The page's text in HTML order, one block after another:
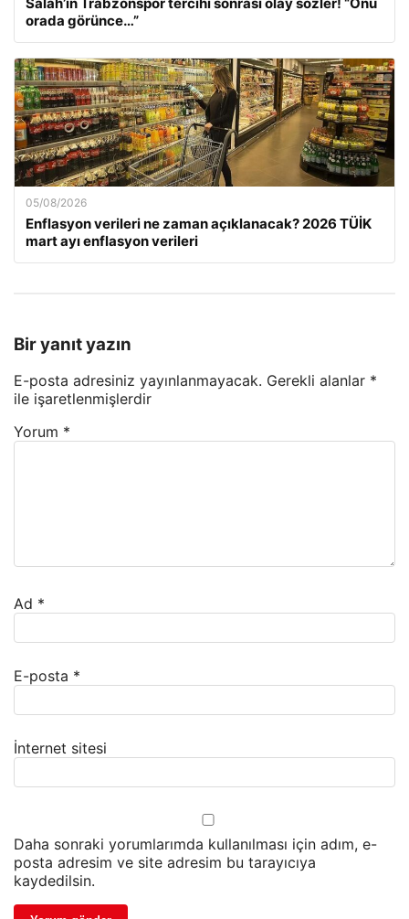
orada görünce…”
05/08/2026
Enflasyon verileri ne zaman açıklanacak? 2026 TÜİK
mart ayı enflasyon verileri
Bir yanıt yazın
E-posta adresiniz yayınlanmayacak. Gerekli alanlar *
ile işaretlenmişlerdir
Yorum *
Ad *
E-posta *
İnternet sitesi
Daha sonraki yorumlarımda kullanılması için adım, e-
posta adresim ve site adresim bu tarayıcıya
kaydedilsin.